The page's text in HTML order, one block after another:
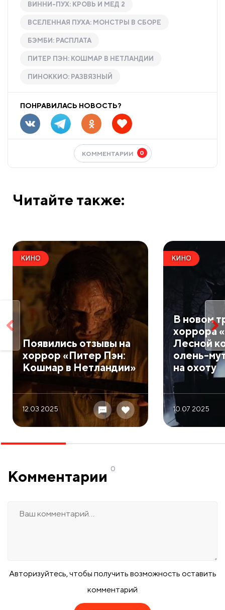
ВИННИ-ПУХ: КРОВЬ И МЕД 2
ВСЕЛЕННАЯ ПУХА: МОНСТРЫ В СБОРЕ
БЭМБИ: РАСПЛАТА
ПИТЕР ПЭН: КОШМАР В НЕТЛАНДИИ
ПИНОККИО: РАЗВЯЗНЫЙ
ПОНРАВИЛАСЬ НОВОСТЬ?
КОММЕНТАРИИ 0
Читайте также:
КИНО
Появились отзывы на
хоррор «Питер Пэн:
Кошмар в Нетландии»
12.03 2025
КИНО
В новом
хоррора
Лесной
олень-
на охоту
10.07 2025
Комментарии 0
Авторизуйтесь, чтобы получить возможность оставить
комментарий